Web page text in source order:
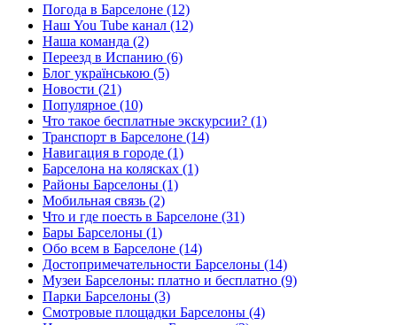
Погода в Барселоне (12)
Наш You Tube канал (12)
Наша команда (2)
Переезд в Испанию (6)
Блог українською (5)
Новости (21)
Популярное (10)
Что такое бесплатные экскурсии? (1)
Транспорт в Барселоне (14)
Навигация в городе (1)
Барселона на колясках (1)
Районы Барселоны (1)
Мобильная связь (2)
Что и где поесть в Барселоне (31)
Бары Барселоны (1)
Обо всем в Барселоне (14)
Достопримечательности Барселоны (14)
Музеи Барселоны: платно и бесплатно (9)
Парки Барселоны (3)
Смотровые площадки Барселоны (4)